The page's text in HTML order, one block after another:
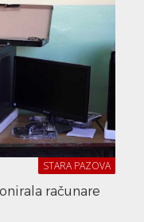
STARA PAZOVA
računare